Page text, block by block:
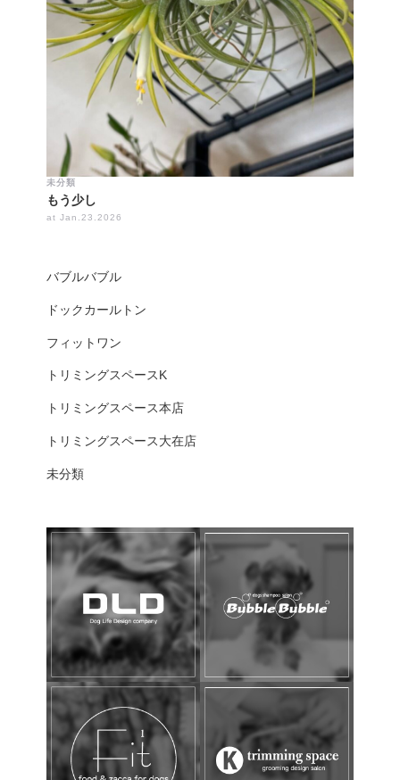
バブルバブル
ドックカールトン
フィットワン
トリミングスペースK
トリミングスペース本店
トリミングスペース大在店
未分類
未分類
もう少し
at Jan.23.2026